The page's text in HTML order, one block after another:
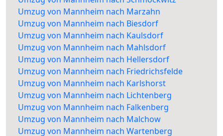
Umzug von Mannheim nach Marzahn
Umzug von Mannheim nach Biesdorf
Umzug von Mannheim nach Kaulsdorf
Umzug von Mannheim nach Mahlsdorf
Umzug von Mannheim nach Hellersdorf
Umzug von Mannheim nach Friedrichsfelde
Umzug von Mannheim nach Karlshorst
Umzug von Mannheim nach Lichtenberg
Umzug von Mannheim nach Falkenberg
Umzug von Mannheim nach Malchow
Umzug von Mannheim nach Wartenberg